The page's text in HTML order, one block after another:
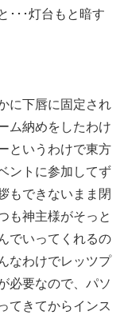
･･･灯台もと暗す
に下唇に固定され
ム納めをしたわけ
というわけで東方
ントに参加してず
もできないまま閉
も神主様がそっと
でいってくれるの
なわけでレッツプ
必要なので、パソ
てきてからインス